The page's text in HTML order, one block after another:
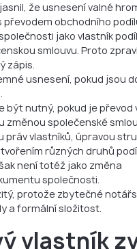
že usnesení valné
převodem obchodního
jako vlastník
smlouvu. Proto
zápis.
usnesení, pokud jsou
být nutný, pokud je převod
změnou společenské
práv vlastníků, úpravou
různých druhů
není totéž jako změna
společnosti.
protože zbytečné
a formální složitost.
vlastník